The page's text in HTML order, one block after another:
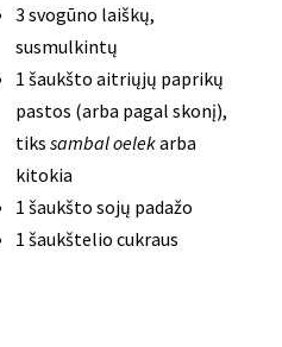
3 svogūno laiškų,
susmulkintų
1 šaukšto aitriųjų paprikų
pastos (arba pagal skonį),
tiks sambal oelekarba
kitokia
1 šaukšto sojų padažo
1 šaukštelio cukraus